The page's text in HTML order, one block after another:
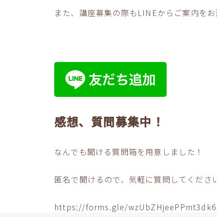
また、講座募集の際もLINEからご案内をお
感想、質問募集中！
なんでも聞ける質問箱を用意しました！
匿名で聞けるので、気軽に質問してくださ
https://forms.gle/wzUbZHjeePPmt3dk6